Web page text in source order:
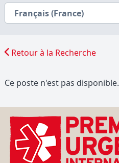
Retour à la Recherche
Ce poste n'est pas disponible.